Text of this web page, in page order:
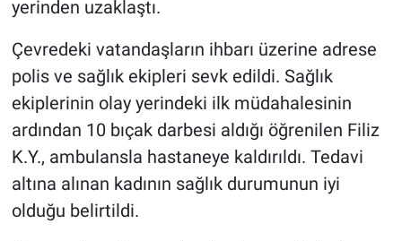
yerinden uzaklaştı.
Çevredeki vatandaşların ihbarı üzerine adrese
polis ve sağlık ekipleri sevk edildi. Sağlık
ekiplerinin olay yerindeki ilk müdahalesinin
ardından 10 bıçak darbesi aldığı öğrenilen Filiz
K.Y., ambulansla hastaneye kaldırıldı. Tedavi
altına alınan kadının sağlık durumunun iyi
olduğu belirtildi.